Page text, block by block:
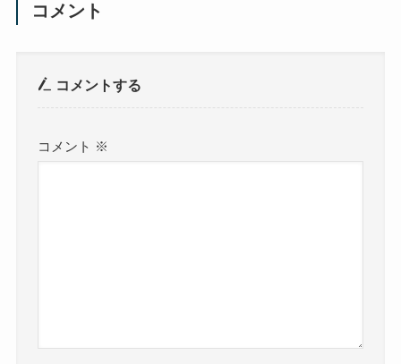
コメント
コメントする
コメント ※